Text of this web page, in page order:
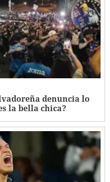
denuncia lo
la bella chica?